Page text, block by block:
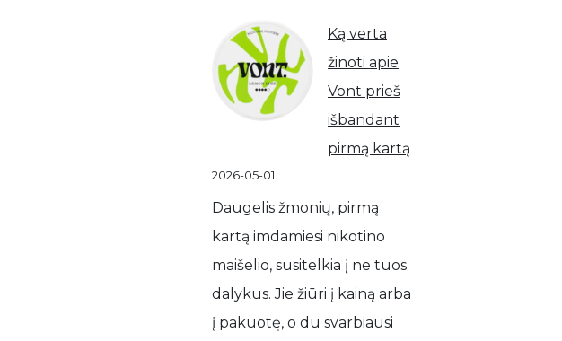
Ką verta
žinoti apie
Vont prieš
išbandant
pirmą kartą
2026-05-01
Daugelis žmonių, pirmą
kartą imdamiesi nikotino
maišelio, susitelkia į ne tuos
dalykus. Jie žiūri į kainą arba
į pakuotę, o du svarbiausi